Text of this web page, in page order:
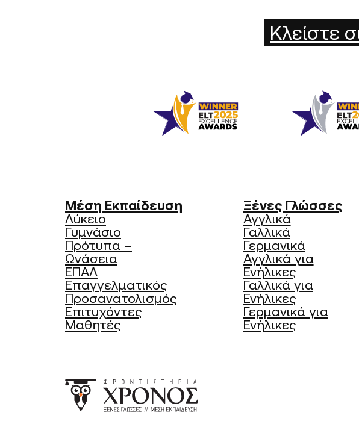
Κλείστε
Μέση Εκπαίδευση
Λύκειο
Γυμνάσιο
Πρότυπα –
Ωνάσεια
ΕΠΑΛ
Επαγγελματικός
Προσανατολισμός
Επιτυχόντες
Μαθητές
Ξένες Γλώσσες
Αγγλικά
Γαλλικά
Γερμανικά
Αγγλικά για
Ενήλικες
Γαλλικά για
Ενήλικες
Γερμανικά για
Ενήλικες